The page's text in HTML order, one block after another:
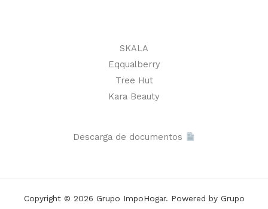
SKALA
Eqqualberry
Tree Hut
Kara Beauty
Descarga de documentos
Copyright © 2026 Grupo ImpoHogar. Powered by Grupo